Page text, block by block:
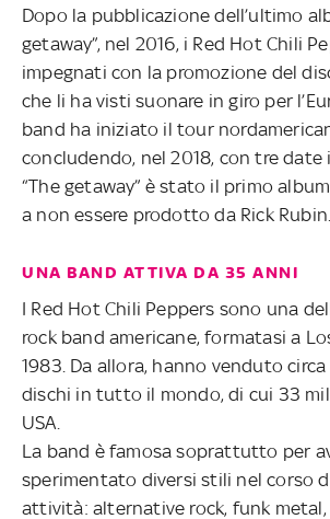
Dopo la pubblicazione dell’ultimo
getaway”, nel 2016, i Red Hot Chili
impegnati con la promozione del
che li ha visti suonare in giro per
band ha iniziato il tour
concludendo, nel 2018, con tre date
“The getaway” è stato il primo
a non essere prodotto da Rick Rubin.
UNA BAND ATTIVA DA 35 ANNI
I Red Hot Chili Peppers sono una
rock band americane, formatasi a
1983. Da allora, hanno venduto
dischi in tutto il mondo, di cui 33
USA.
La band è famosa soprattutto per
sperimentato diversi stili nel corso
attività: alternative rock, funk metal,